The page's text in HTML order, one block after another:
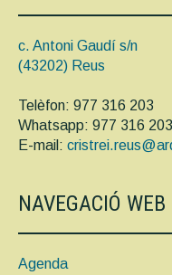
c. Antoni Gaudí s/n
(43202) Reus
Telèfon: 977 316 203
Whatsapp: 977 316 203
E-mail:
NAVEGACIÓ WEB
Agenda